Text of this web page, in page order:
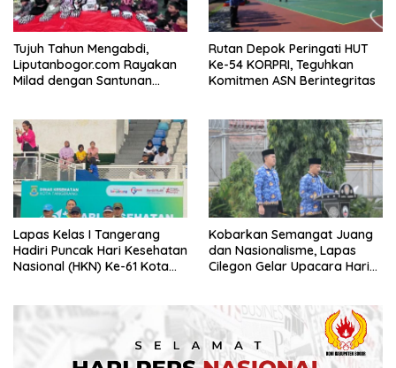
Tujuh Tahun Mengabdi,
Liputanbogor.com Rayakan
Milad dengan Santunan
Rutan Depok Peringati HUT
Ke-54 KORPRI, Teguhkan
Komitmen ASN Berintegritas
Lapas Kelas I Tangerang
Hadiri Puncak Hari Kesehatan
Nasional (HKN) Ke-61 Kota
Kobarkan Semangat Juang
dan Nasionalisme, Lapas
Cilegon Gelar Upacara Hari